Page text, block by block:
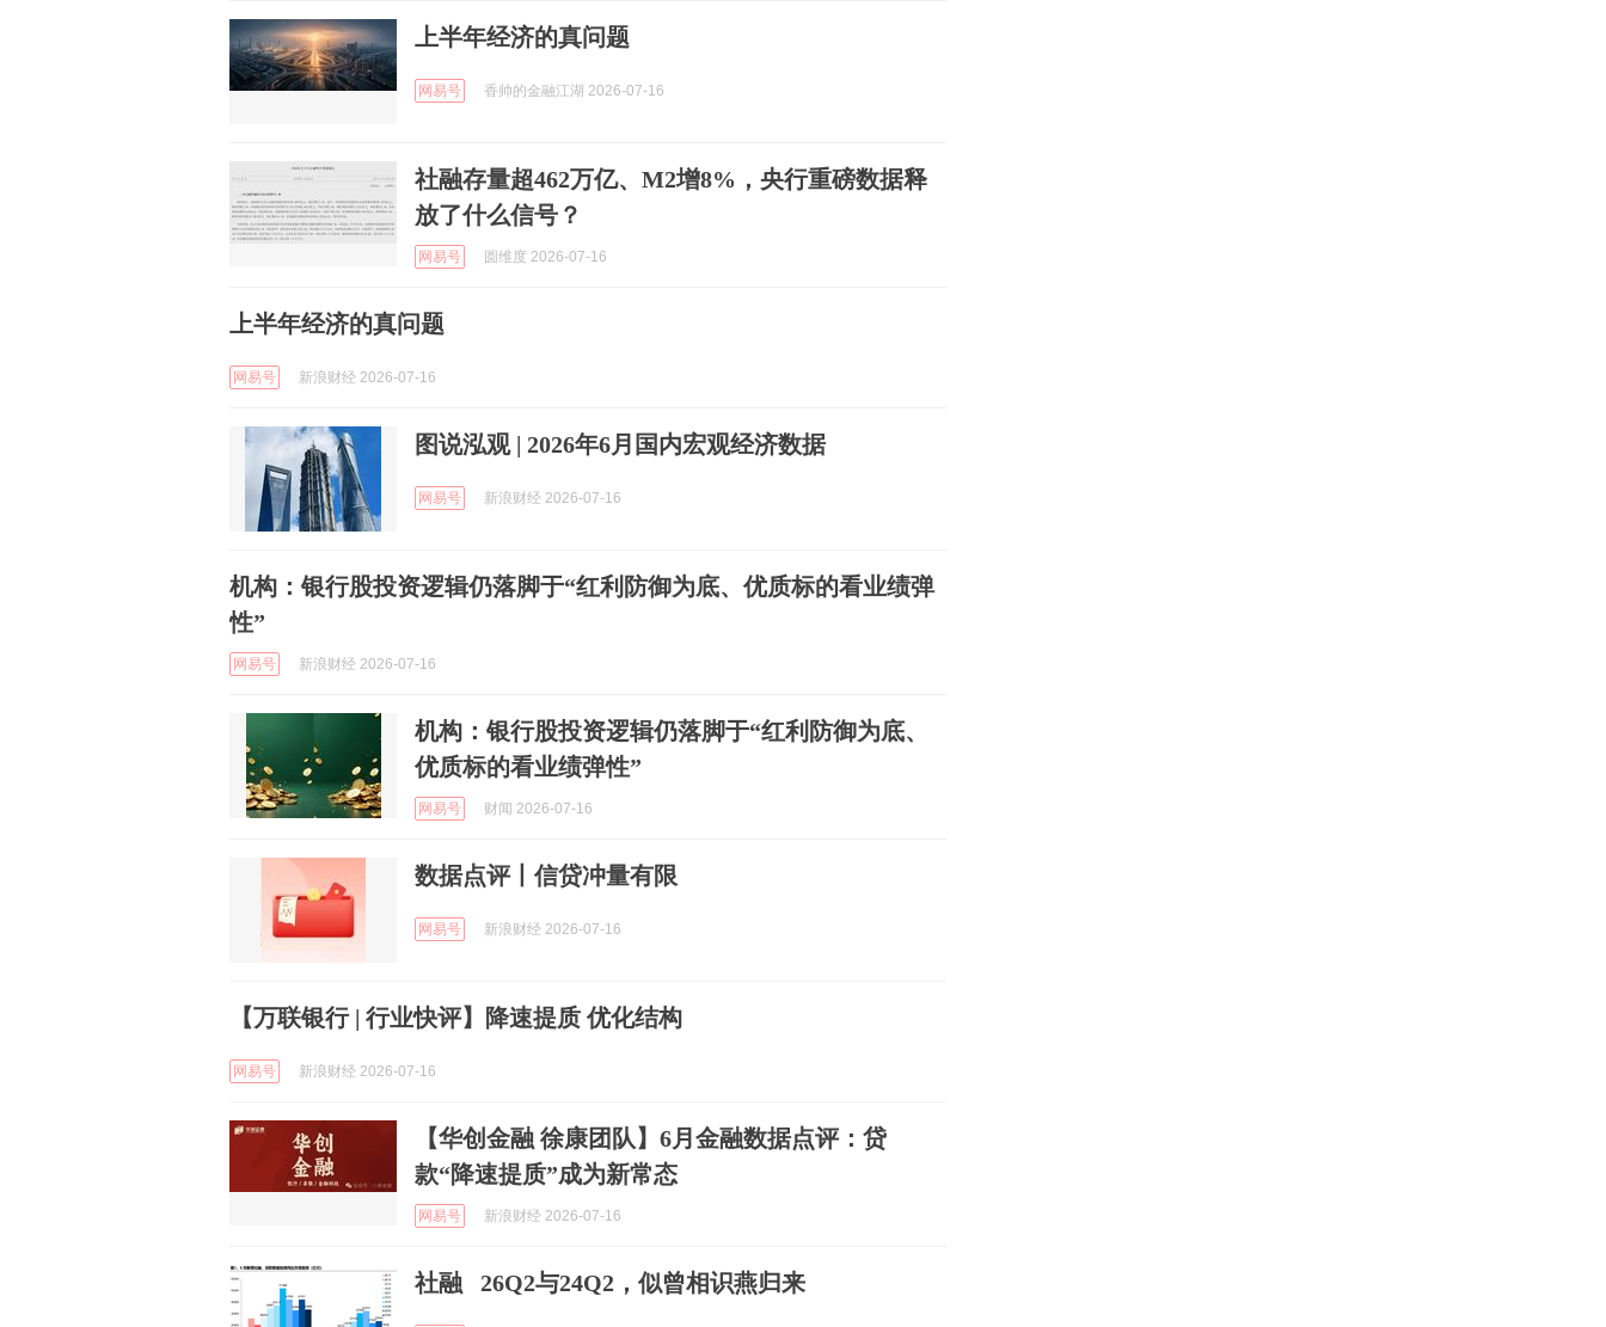
上半年经济的真问题
网易号 香帅的金融江湖 2026-07-16
社融存量超462万亿、M2增8%，央行重磅数据释
放了什么信号？
网易号 圆维度 2026-07-16
上半年经济的真问题
网易号 新浪财经 2026-07-16
图说泓观 | 2026年6月国内宏观经济数据
网易号 新浪财经 2026-07-16
机构：银行股投资逻辑仍落脚于“红利防御为底、优质标的看业绩弹
性”
网易号 新浪财经 2026-07-16
机构：银行股投资逻辑仍落脚于“红利防御为底、
优质标的看业绩弹性”
网易号 财闻 2026-07-16
数据点评丨信贷冲量有限
网易号 新浪财经 2026-07-16
【万联银行 | 行业快评】降速提质 优化结构
网易号 新浪财经 2026-07-16
【华创金融 徐康团队】6月金融数据点评：贷
款“降速提质”成为新常态
网易号 新浪财经 2026-07-16
社融 26Q2与24Q2，似曾相识燕归来